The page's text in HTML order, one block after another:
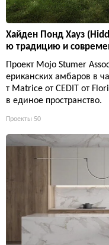
Хайден Понд Хауз
ю традицию и
Проект Mojo Stumer
ериканских амбаров в
т Matrice от CEDIT от
в единое пространство.
Проекты 50